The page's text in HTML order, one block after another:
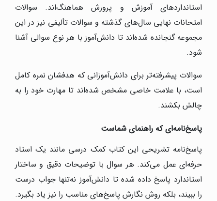
استانداردهای آموزش و پرورش هماهنگ‌اند. سوالات
امتحانات نهایی سال‌های گذشته و سوالات تألیفی نیز در این
مجموعه گنجانده شده‌اند تا دانش‌آموز با هر نوع سوالی آشنا
شود.
سوالات پیشرفته‌تر برای دانش‌آموزانی که هدفشان نمره کامل
است، با علامت خاصی مشخص شده‌اند تا مهارت خود را به
چالش بکشند.
پاسخ‌نامه‌ای که راهنمای شماست
پاسخ‌نامه تشریحی این کتاب کمک درسی مانند یک استاد
حرفه‌ای عمل می‌کند. هر سوال با توضیحات دقیق و ساختار
استاندارد پاسخ داده شده تا دانش‌آموز نه‌تنها جواب درست
را ببیند، بلکه روش نگارش پاسخ‌های مناسب را نیز یاد بگیرد.